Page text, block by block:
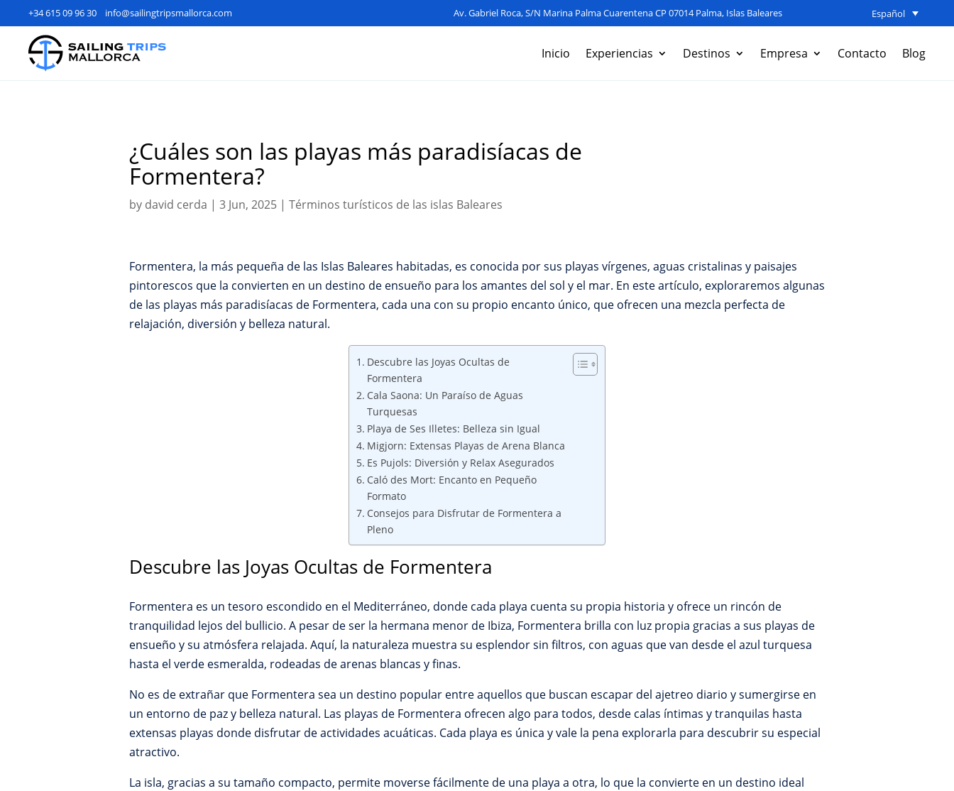
+34 615 09 96 30 info@sailingtripsmallorca.com Av. Gabriel Roca, S/N Marina Palma Cuarentena CP 07014 Palma, Islas Baleares Español
Inicio Experiencias Destinos Empresa Contacto Blog
¿Cuáles son las playas más paradisíacas de
Formentera?
by david cerda | 3 Jun, 2025 | Términos turísticos de las islas Baleares
Formentera, la más pequeña de las Islas Baleares habitadas, es conocida por sus playas vírgenes, aguas cristalinas y paisajes
pintorescos que la convierten en un destino de ensueño para los amantes del sol y el mar. En este artículo, exploraremos algunas
de las playas más paradisíacas de Formentera, cada una con su propio encanto único, que ofrecen una mezcla perfecta de
relajación, diversión y belleza natural.
Descubre las Joyas Ocultas de
Formentera
Cala Saona: Un Paraíso de Aguas
Turquesas
Playa de Ses Illetes: Belleza sin Igual
Migjorn: Extensas Playas de Arena Blanca
Es Pujols: Diversión y Relax Asegurados
Caló des Mort: Encanto en Pequeño
Formato
Consejos para Disfrutar de Formentera a
Pleno
Descubre las Joyas Ocultas de Formentera
Formentera es un tesoro escondido en el Mediterráneo, donde cada playa cuenta su propia historia y ofrece un rincón de
tranquilidad lejos del bullicio. A pesar de ser la hermana menor de Ibiza, Formentera brilla con luz propia gracias a sus playas de
ensueño y su atmósfera relajada. Aquí, la naturaleza muestra su esplendor sin filtros, con aguas que van desde el azul turquesa
hasta el verde esmeralda, rodeadas de arenas blancas y finas.
No es de extrañar que Formentera sea un destino popular entre aquellos que buscan escapar del ajetreo diario y sumergirse en
un entorno de paz y belleza natural. Las playas de Formentera ofrecen algo para todos, desde calas íntimas y tranquilas hasta
extensas playas donde disfrutar de actividades acuáticas. Cada playa es única y vale la pena explorarla para descubrir su especial
atractivo.
La isla, gracias a su tamaño compacto, permite moverse fácilmente de una playa a otra, lo que la convierte en un destino ideal